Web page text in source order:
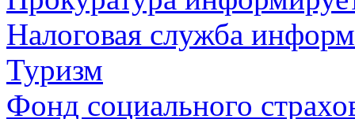
Налоговая служба
Туризм
Фонд социального